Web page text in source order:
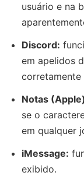
usuário e na
Discord:
em apelidos
corretamente
Notas
se o
em qualquer
iMessage:
exibido.